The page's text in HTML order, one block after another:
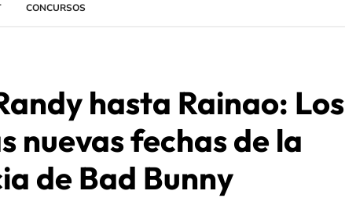
CONCURSOS
hasta Rainao: Los
nuevas fechas de la
de Bad Bunny